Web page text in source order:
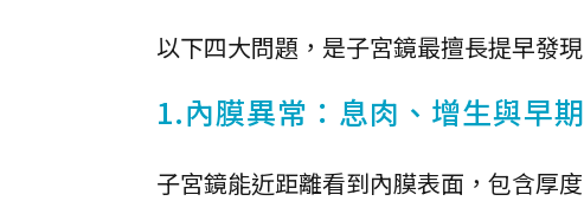
以下四大問題，是子宮鏡最擅長提早發
1.內膜異常：息肉、增生與早
子宮鏡能近距離看到內膜表面，包含厚